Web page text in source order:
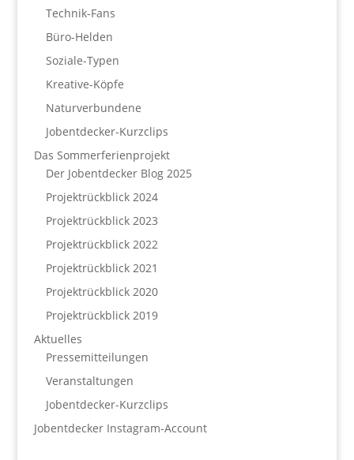
Technik-Fans
Büro-Helden
Soziale-Typen
Kreative-Köpfe
Naturverbundene
Jobentdecker-Kurzclips
Das Sommerferienprojekt
Der Jobentdecker Blog 2025
Projektrückblick 2024
Projektrückblick 2023
Projektrückblick 2022
Projektrückblick 2021
Projektrückblick 2020
Projektrückblick 2019
Aktuelles
Pressemitteilungen
Veranstaltungen
Jobentdecker-Kurzclips
Jobentdecker Instagram-Account